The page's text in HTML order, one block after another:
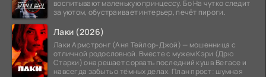
воспитывают маленькую принцессу. Бо На чутко следит
за уютом, обустраивает интерьер, печёт пироги.
Лаки (2026)
Лаки Армстронг (Аня Тейлор-Джой) — мошенница с
отличной родословной. Вместе с мужем Кэри (Дрю
Старки) она решает сорвать последний куш в Вегасе и
навсегда забыть о тёмных делах. План прост: шумная